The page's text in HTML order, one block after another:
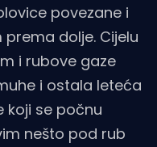
povezane i
dolje. Cijelu
i rubove gaze
i ostala leteća
koji se počnu
nešto pod rub